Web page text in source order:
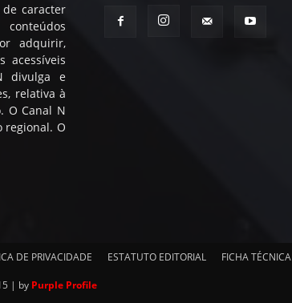
caracter
adquirir,
acessíveis
divulga e
relativa à
O Canal N
regional. O
DE PRIVACIDADE ESTATUTO EDITORIAL FICHA TÉCNICA
| by Purple Profile